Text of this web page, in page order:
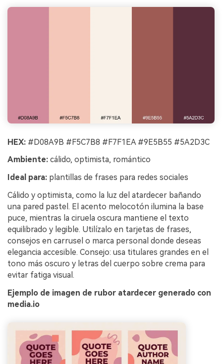
HEX: #D08A9B #F5C7B8 #F7F1EA #9E5B55 #5A2D3C
Ambiente: cálido, optimista, romántico
Ideal para: plantillas de frases para redes sociales
Cálido y optimista, como la luz del atardecer bañando
una pared pastel. El acento melocotón ilumina la base
puce, mientras la ciruela oscura mantiene el texto
equilibrado y legible. Utilízalo en tarjetas de frases,
consejos en carrusel o marca personal donde deseas
elegancia accesible. Consejo: usa titulares grandes en el
tono más oscuro y letras del cuerpo sobre crema para
evitar fatiga visual.
Ejemplo de imagen de rubor atardecer generado con
media.io